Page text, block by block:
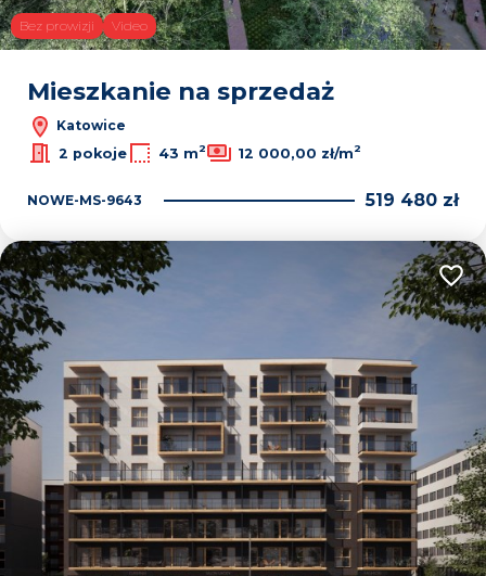
Bez prowizji Video
Mieszkanie na sprzedaż
Katowice
2 pokoje
43 m2 12 000,00 zł/m2
NOWE-MS-9643 519 480 zł